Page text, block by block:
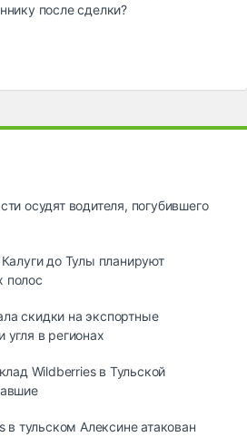
после сделки?
осудят водителя, погубившего
до Тулы планируют
полос
скидки на экспортные
угля в регионах
Wildberries в Тульской
в тульском Алексине атакован